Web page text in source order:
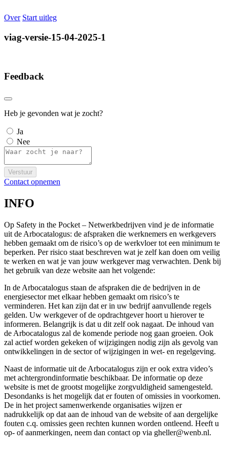
Over Start uitleg
viag-versie-15-04-2025-1
Feedback
Heb je gevonden wat je zocht?
Ja
Nee
Verstuur
Contact opnemen
INFO
Op Safety in the Pocket – Netwerkbedrijven vind je de informatie
uit de Arbocatalogus: de afspraken die werknemers en werkgevers
hebben gemaakt om de risico’s op de werkvloer tot een minimum te
beperken. Per risico staat beschreven wat je zelf kan doen om veilig
te werken en wat je van jouw werkgever mag verwachten. Denk bij
het gebruik van deze website aan het volgende:
In de Arbocatalogus staan de afspraken die de bedrijven in de
energiesector met elkaar hebben gemaakt om risico’s te
verminderen. Het kan zijn dat er in uw bedrijf aanvullende regels
gelden. Uw werkgever of de opdrachtgever hoort u hierover te
informeren. Belangrijk is dat u dit zelf ook nagaat. De inhoud van
de Arbocatalogus zal de komende periode nog gaan groeien. Ook
zal actief worden gekeken of wijzigingen nodig zijn als gevolg van
ontwikkelingen in de sector of wijzigingen in wet- en regelgeving.
Naast de informatie uit de Arbocatalogus zijn er ook extra video’s
met achtergrondinformatie beschikbaar. De informatie op deze
website is met de grootst mogelijke zorgvuldigheid samengesteld.
Desondanks is het mogelijk dat er fouten of omissies in voorkomen.
De in het project samenwerkende organisaties wijzen er
nadrukkelijk op dat aan de inhoud van de website of aan dergelijke
fouten c.q. omissies geen rechten kunnen worden ontleend. Heeft u
op- of aanmerkingen, neem dan contact op via gheller@wenb.nl.